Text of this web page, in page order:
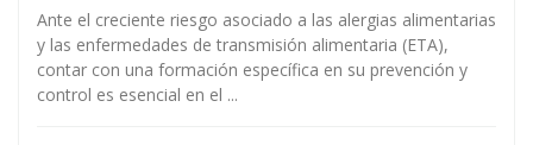
Ante el creciente riesgo asociado a las alergias alimentarias
y las enfermedades de transmisión alimentaria (ETA),
contar con una formación específica en su prevención y
control es esencial en el ...